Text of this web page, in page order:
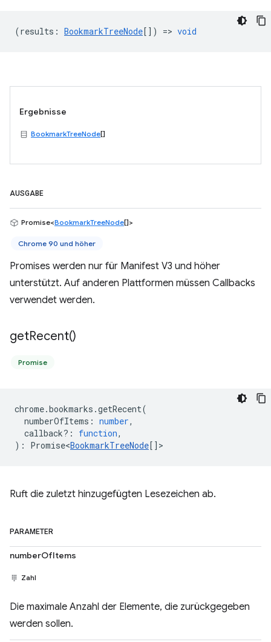
(results : BookmarkTreeNode[]) => void
Ergebnisse
BookmarkTreeNode[]
AUSGABE
Promise<BookmarkTreeNode[]>
Chrome 90 und höher
Promises werden nur für Manifest V3 und höher
unterstützt. Auf anderen Plattformen müssen Callbacks
verwendet werden.
getRecent()
Promise
chrome.bookmarks .getRecent(
numberOfItems : number,
callback? : function,
) : Promise<BookmarkTreeNode[] >
Ruft die zuletzt hinzugefügten Lesezeichen ab.
PARAMETER
numberOfItems
Zahl
Die maximale Anzahl der Elemente, die zurückgegeben
werden sollen.